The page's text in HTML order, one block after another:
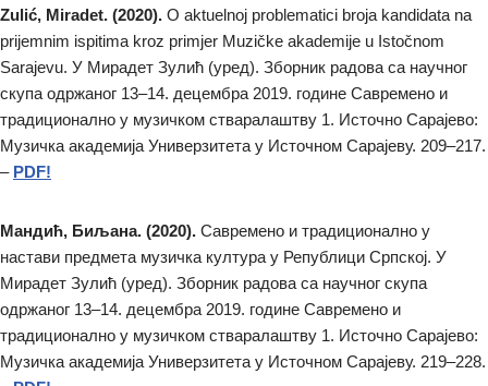
Zulić, Miradet. (2020). O aktuelnoj problematici broja kandidata na
prijemnim ispitima kroz primjer Muzičke akademije u Istočnom
Sarajevu. У Мирадет Зулић (уред). Зборник радова са научног
скупа одржаног 13–14. децембра 2019. године Савремено и
традиционално у музичком стваралаштву 1. Источно Сарајево:
Музичка академија Универзитета у Источном Сарајеву. 209–217.
– PDF!
Мандић, Биљана. (2020). Савремено и традиционално у
настави предмета музичка култура у Републици Српској. У
Мирадет Зулић (уред). Зборник радова са научног скупа
одржаног 13–14. децембра 2019. године Савремено и
традиционално у музичком стваралаштву 1. Источно Сарајево:
Музичка академија Универзитета у Источном Сарајеву. 219–228.